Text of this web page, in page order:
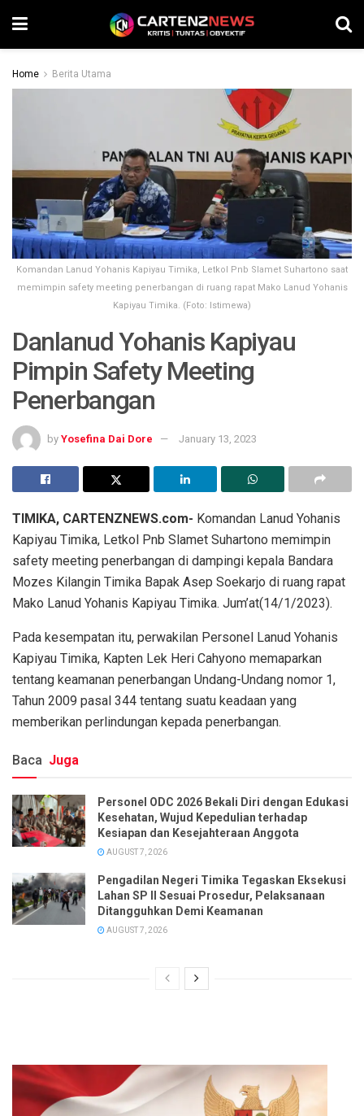
Home Berita Utama
Komandan Lanud Yohanis Kapiyau Timika, Letkol Pnb Slamet Suhartono saat
memimpin safety meeting penerbangan di ruang rapat Mako Lanud Yohanis
Kapiyau Timika. (Foto: Istimewa)
Danlanud Yohanis Kapiyau
Pimpin Safety Meeting
Penerbangan
by Yosefina Dai Dore January 13, 2023
TIMIKA, CARTENZNEWS.com- Komandan Lanud Yohanis
Kapiyau Timika, Letkol Pnb Slamet Suhartono memimpin
safety meeting penerbangan di dampingi kepala Bandara
Mozes Kilangin Timika Bapak Asep Soekarjo di ruang rapat
Mako Lanud Yohanis Kapiyau Timika. Jum’at(14/1/2023).
Pada kesempatan itu, perwakilan Personel Lanud Yohanis
Kapiyau Timika, Kapten Lek Heri Cahyono memaparkan
tentang keamanan penerbangan Undang-Undang nomor 1,
Tahun 2009 pasal 344 tentang suatu keadaan yang
memberikan perlindungan kepada penerbangan.
Baca Juga
Personel ODC 2026 Bekali Diri dengan Edukasi
Kesehatan, Wujud Kepedulian terhadap
Kesiapan dan Kesejahteraan Anggota
AUGUST 7, 2026
Pengadilan Negeri Timika Tegaskan Eksekusi
Lahan SP II Sesuai Prosedur, Pelaksanaan
Ditangguhkan Demi Keamanan
AUGUST 7, 2026